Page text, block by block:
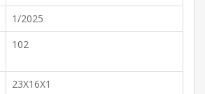
1/2025
102
23X16X1